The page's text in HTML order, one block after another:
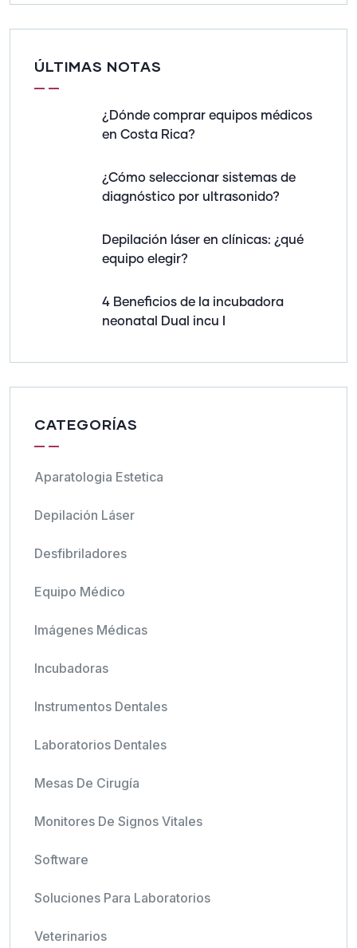
ÚLTIMAS NOTAS
¿Dónde comprar equipos médicos
en Costa Rica?
¿Cómo seleccionar sistemas de
diagnóstico por ultrasonido?
Depilación láser en clínicas: ¿qué
equipo elegir?
4 Beneficios de la incubadora
neonatal Dual incu I
CATEGORÍAS
Aparatologia Estetica
Depilación Láser
Desfibriladores
Equipo Médico
Imágenes Médicas
Incubadoras
Instrumentos Dentales
Laboratorios Dentales
Mesas De Cirugía
Monitores De Signos Vitales
Software
Soluciones Para Laboratorios
Veterinarios